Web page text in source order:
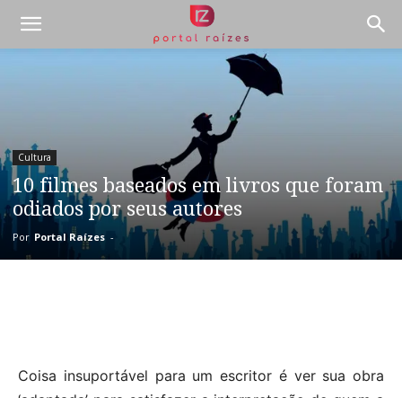
Cultura
10 filmes baseados em livros que foram
odiados por seus autores
Por Portal Raízes -
Coisa insuportável para um escritor é ver sua obra